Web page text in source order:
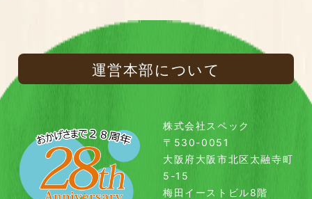
運営本部について
株式会社スペック
〒530-0051
大阪府大阪市北区太融寺町
5-15
梅田イーストビル8階